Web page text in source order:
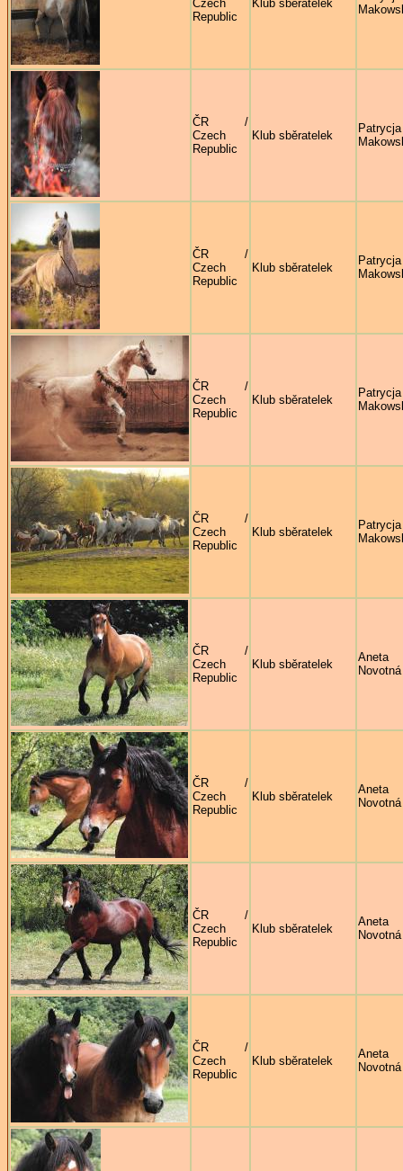
Czech
Republic
Klub sběratelek
ČR /
Czech
Republic
Klub sběratelek
Patrycja
ČR /
Czech
Republic
Klub sběratelek
Patrycja
ČR /
Czech
Republic
Klub sběratelek
Patrycja
ČR /
Czech
Republic
Klub sběratelek
Patrycja
ČR /
Czech
Republic
Klub sběratelek
Aneta
Novotná
ČR /
Czech
Republic
Klub sběratelek
Aneta
Novotná
ČR /
Czech
Republic
Klub sběratelek
Aneta
Novotná
ČR /
Czech
Republic
Klub sběratelek
Aneta
Novotná